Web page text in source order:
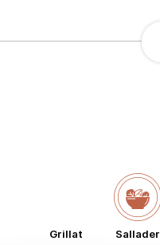
Grillat Sallader